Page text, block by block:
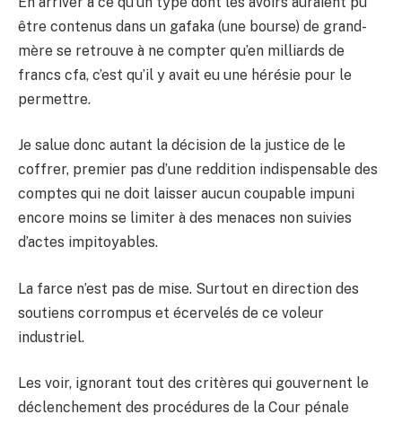
être contenus dans un gafaka (une bourse) de grand-
mère se retrouve à ne compter qu’en milliards de
francs cfa, c’est qu’il y avait eu une hérésie pour le
permettre.
Je salue donc autant la décision de la justice de le
coffrer, premier pas d’une reddition indispensable des
comptes qui ne doit laisser aucun coupable impuni
encore moins se limiter à des menaces non suivies
d’actes impitoyables.
La farce n’est pas de mise. Surtout en direction des
soutiens corrompus et écervelés de ce voleur
industriel.
Les voir, ignorant tout des critères qui gouvernent le
déclenchement des procédures de la Cour pénale